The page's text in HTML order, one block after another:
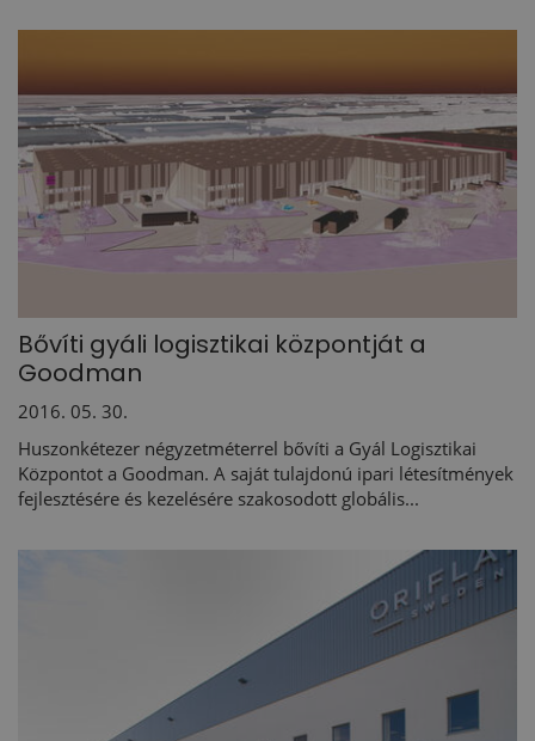
Bővíti gyáli logisztikai központját a
Goodman
2016. 05. 30.
Huszonkétezer négyzetméterrel bővíti a Gyál Logisztikai
Központot a Goodman. A saját tulajdonú ipari létesítmények
fejlesztésére és kezelésére szakosodott globális...